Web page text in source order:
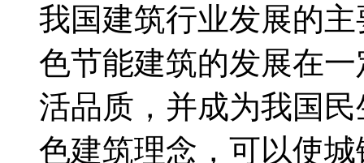
我国建筑行业发展的
色节能建筑的发展在
活品质，并成为我国
色建筑理念，可以使